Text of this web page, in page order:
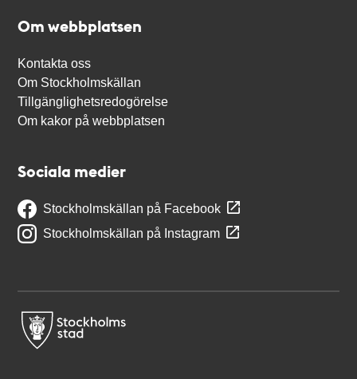
Om webbplatsen
Kontakta oss
Om Stockholmskällan
Tillgänglighetsredogörelse
Om kakor på webbplatsen
Sociala medier
Stockholmskällan på Facebook
Stockholmskällan på Instagram